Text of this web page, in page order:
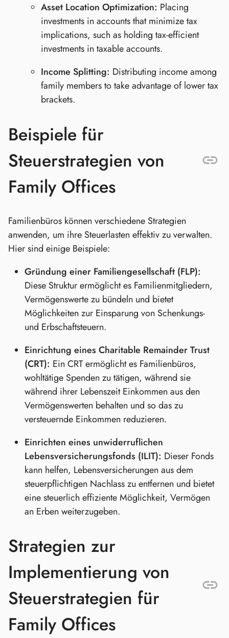
Asset Location Optimization: Placing
investments in accounts that minimize tax
implications, such as holding tax-efficient
investments in taxable accounts.
Income Splitting: Distributing income among
family members to take advantage of lower tax
brackets.
Beispiele für
Steuerstrategien von
Family Offices
Familienbüros können verschiedene Strategien
anwenden, um ihre Steuerlasten effektiv zu verwalten.
Hier sind einige Beispiele:
Gründung einer Familiengesellschaft (FLP):
Diese Struktur ermöglicht es Familienmitgliedern,
Vermögenswerte zu bündeln und bietet
Möglichkeiten zur Einsparung von Schenkungs-
und Erbschaftsteuern.
Einrichtung eines Charitable Remainder Trust
(CRT): Ein CRT ermöglicht es Familienbüros,
wohltätige Spenden zu tätigen, während sie
während ihrer Lebenszeit Einkommen aus den
Vermögenswerten behalten und so das zu
versteuernde Einkommen reduzieren.
Einrichten eines unwiderruflichen
Lebensversicherungsfonds (ILIT): Dieser Fonds
kann helfen, Lebensversicherungen aus dem
steuerpflichtigen Nachlass zu entfernen und bietet
eine steuerlich effiziente Möglichkeit, Vermögen
an Erben weiterzugeben.
Strategien zur
Implementierung von
Steuerstrategien für
Family Offices